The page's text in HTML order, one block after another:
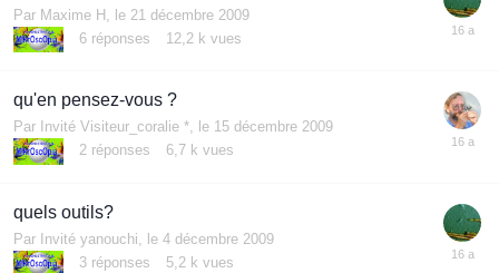
Par Maxime H
le 21 décembre 2009
6 réponses 12,2 k vues
qu'en pensez-vous ?
Par Invité Visiteur_coralie *, le 15 décembre 2009
2 réponses 6,7 k vues
quels outils?
Par Invité yanouchi,
le 4 décembre 2009
3 réponses 5,2 k vues